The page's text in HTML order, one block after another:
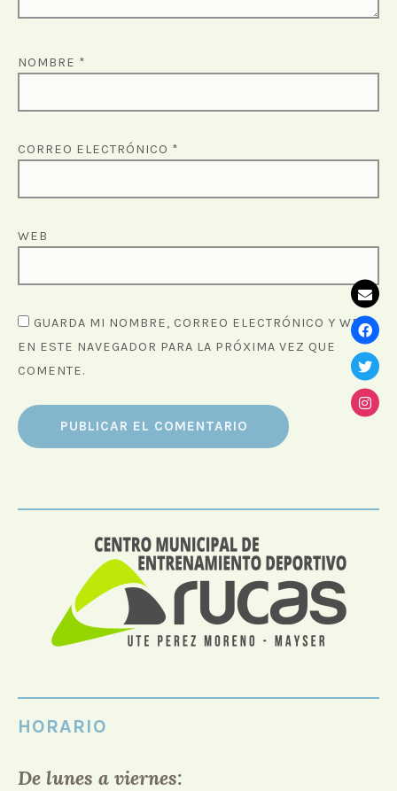
NOMBRE *
CORREO ELECTRÓNICO *
WEB
GUARDA MI NOMBRE, CORREO ELECTRÓNICO Y WEB
EN ESTE NAVEGADOR PARA LA PRÓXIMA VEZ QUE
COMENTE.
HORARIO
De lunes a viernes: